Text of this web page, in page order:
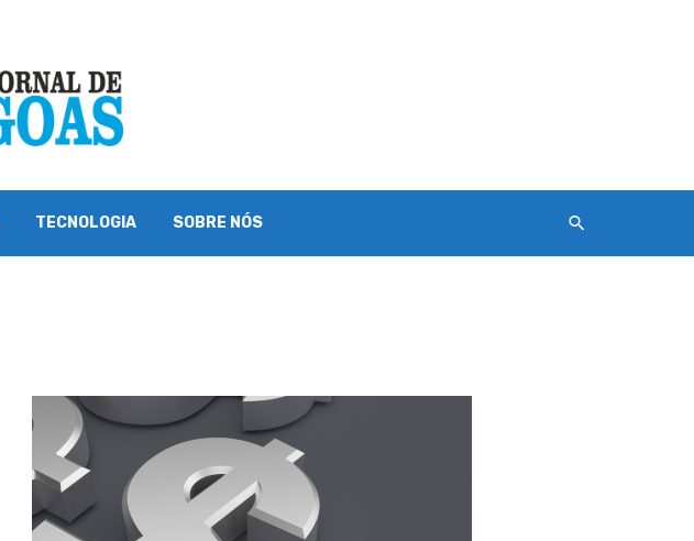
TECNOLOGIA SOBRE NÓS